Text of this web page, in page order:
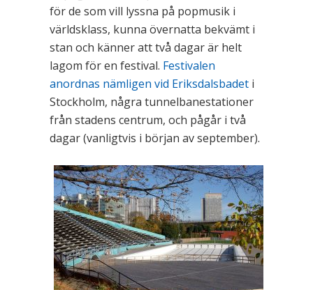
för de som vill lyssna på popmusik i
världsklass, kunna övernatta bekvämt i
stan och känner att två dagar är helt
lagom för en festival. Festivalen
anordnas nämligen vid Eriksdalsbadet i
Stockholm, några tunnelbanestationer
från stadens centrum, och pågår i två
dagar (vanligtvis i början av september).